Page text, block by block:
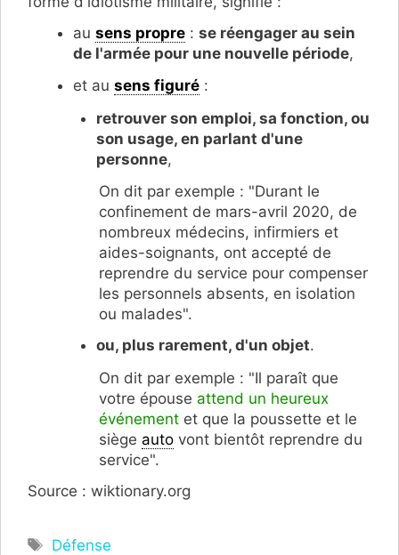
au sens propre : se réengager au sein
de l'armée pour une nouvelle période,
et au sens figuré :
retrouver son emploi, sa fonction, ou
son usage, en parlant d'une
personne,
On dit par exemple : "Durant le
confinement de mars-avril 2020, de
nombreux médecins, infirmiers et
aides-soignants, ont­ ­accepté de
reprendre du service pour compenser
les personnels absents, en isolation
ou malades".
ou, plus rarement, d'un objet.
On dit par exemple : "Il paraît que
votre épouse attend un heureux
événement et que la poussette et le
siège auto vont bientôt reprendre du
service".
Source : wiktionary.org
Étiquettes
Défense